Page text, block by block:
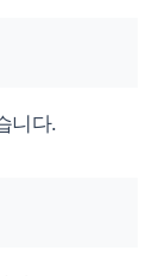
니다.